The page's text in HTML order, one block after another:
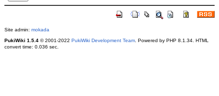
Site admin: mokada
PukiWiki 1.5.4© 2001-2022 PukiWiki Development Team. Powered by PHP 8.1.34. HTML
convert time: 0.036 sec.